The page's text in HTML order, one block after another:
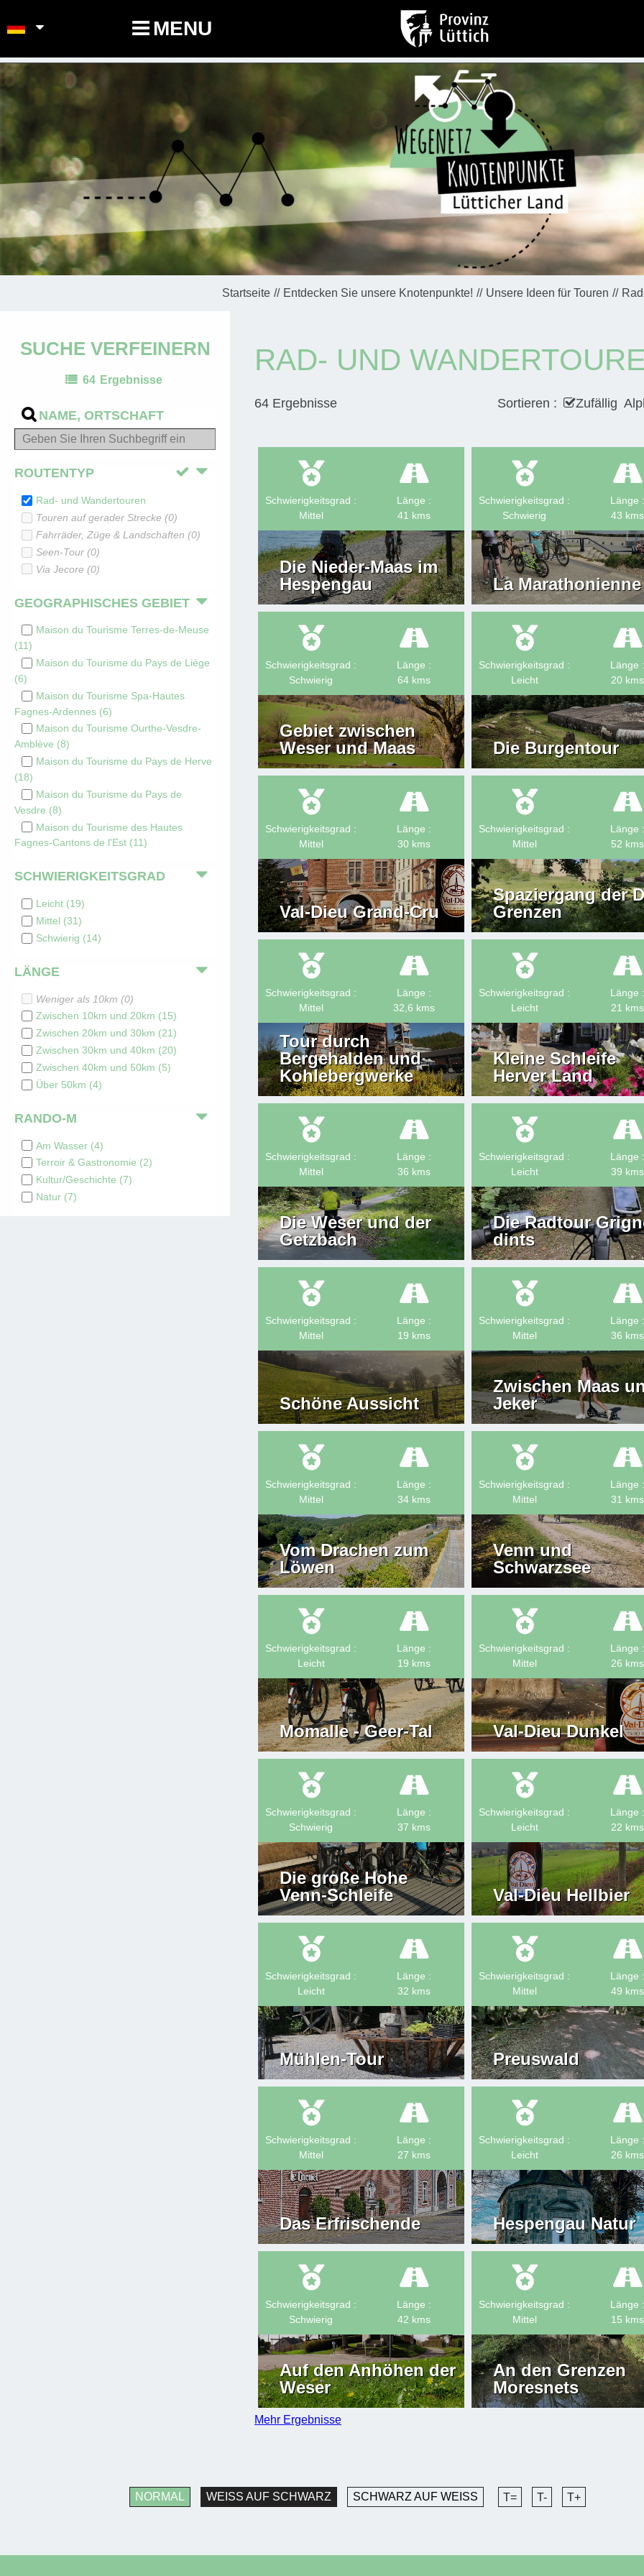
MENU
Startseite Entdecken Sie unsere Knotenpunkte! Unsere Ideen für Touren
SUCHE VERFEINERN
64 Ergebnisse
NAME, ORTSCHAFT
ROUTENTYP
Rad- und Wandertouren
Touren auf gerader Strecke (0)
Fahrräder, Züge & Landschaften (0)
Seen-Tour (0)
Via Jecore (0)
GEOGRAPHISCHES GEBIET
Maison du Tourisme Terres-de-Meuse
(11)
Maison du Tourisme du Pays de Liège
(6)
Maison du Tourisme Spa-Hautes
Fagnes-Ardennes (6)
Maison du Tourisme Ourthe-Vesdre-
Amblève (8)
Maison du Tourisme du Pays de Herve
(18)
Maison du Tourisme du Pays de
Vesdre (8)
Maison du Tourisme des Hautes
Fagnes-Cantons de l'Est (11)
SCHWIERIGKEITSGRAD
Leicht (19)
Mittel (31)
Schwierig (14)
LÄNGE
Weniger als 10km (0)
Zwischen 10km und 20km (15)
Zwischen 20km und 30km (21)
Zwischen 30km und 40km (20)
Zwischen 40km und 50km (5)
Über 50km (4)
RANDO-M
Am Wasser (4)
Terroir & Gastronomie (2)
Kultur/Geschichte (7)
Natur (7)
RAD- UND
64 Ergebnisse Sortieren : Zufällig
Die Nieder-Maas im
Hespengau
Schwierigkeitsgrad :
Mittel
Länge :
41 kms
La Marathonienne
Schwierigkeitsgrad :
Schwierig
Länge :
43 kms
Gebiet zwischen
Weser und Maas
Schwierigkeitsgrad :
Schwierig
Länge :
64 kms
Die Burgentour
Schwierigkeitsgrad :
Leicht
Länge :
20 kms
Val-Dieu Grand-Cru
Schwierigkeitsgrad :
Mittel
Länge :
30 kms
Spaziergang der
Grenzen
Schwierigkeitsgrad :
Mittel
Länge :
52 kms
Tour durch
Bergehalden und
Kohlebergwerke
Schwierigkeitsgrad :
Mittel
Länge :
32,6 kms
Kleine Schleife
Herver Land
Schwierigkeitsgrad :
Leicht
Länge :
21 kms
Die Weser und der
Getzbach
Schwierigkeitsgrad :
Mittel
Länge :
36 kms
Die Radtour
dints
Schwierigkeitsgrad :
Leicht
Länge :
39 kms
Schöne Aussicht
Schwierigkeitsgrad :
Mittel
Länge :
19 kms
Zwischen Maas
Jeker
Schwierigkeitsgrad :
Mittel
Länge :
36 kms
Vom Drachen zum
Löwen
Schwierigkeitsgrad :
Mittel
Länge :
34 kms
Venn und
Schwarzsee
Schwierigkeitsgrad :
Mittel
Länge :
31 kms
Momalle - Geer-Tal
Schwierigkeitsgrad :
Leicht
Länge :
19 kms
Val-Dieu Dunkel
Schwierigkeitsgrad :
Mittel
Länge :
26 kms
Die große Hohe
Venn-Schleife
Schwierigkeitsgrad :
Schwierig
Länge :
37 kms
Val-Dieu Hellbier
Schwierigkeitsgrad :
Leicht
Länge :
22 kms
Mühlen-Tour
Schwierigkeitsgrad :
Leicht
Länge :
32 kms
Preuswald
Schwierigkeitsgrad :
Mittel
Länge :
49 kms
Das Erfrischende
Schwierigkeitsgrad :
Mittel
Länge :
27 kms
Hespengau Natur
Schwierigkeitsgrad :
Leicht
Länge :
26 kms
Auf den Anhöhen der
Weser
Schwierigkeitsgrad :
Schwierig
Länge :
42 kms
An den Grenzen
Moresnets
Schwierigkeitsgrad :
Mittel
Länge :
15 kms
Mehr Ergebnisse
NORMAL WEISS AUF SCHWARZ SCHWARZ AUF WEISS T= T- T+